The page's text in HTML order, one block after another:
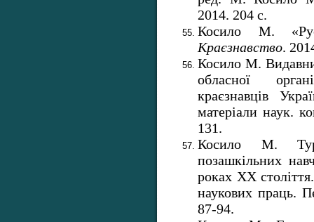
2014. 204 с.
Косило М.
Краєзнавство.
Косило М.
обласної
краєзнавців
матеріали наук.
131.
Косило М.
позашкільних
роках ХХ
наукових праць.
87-94.